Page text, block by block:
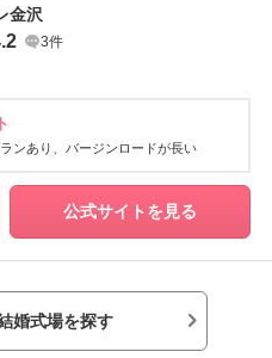
金沢
3件
ンあり バージンロードが長い
公式サイトを見る
婚式場を探す